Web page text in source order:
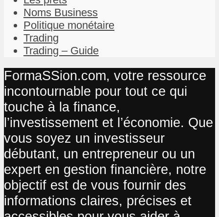
Noms Business
Politique monétaire
Trading
Trading – Guide
FormaSSion.com, votre ressource
incontournable pour tout ce qui
touche à la finance,
l’investissement et l’économie. Que
vous soyez un investisseur
débutant, un entrepreneur ou un
expert en gestion financière, notre
objectif est de vous fournir des
informations claires, précises et